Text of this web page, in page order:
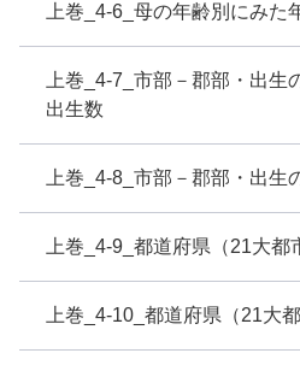
上巻_4-6_母の年齢別にみた
上巻_4-7_市部－郡部・出生
出生数
上巻_4-8_市部－郡部・出生
上巻_4-9_都道府県（21大都
上巻_4-10_都道府県（21大